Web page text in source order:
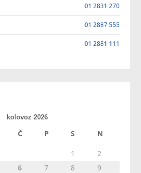
01 2831 270
01 2887 555
01 2881 111
kolovoz 2026
Č P S N
1
2
6 7 8
9